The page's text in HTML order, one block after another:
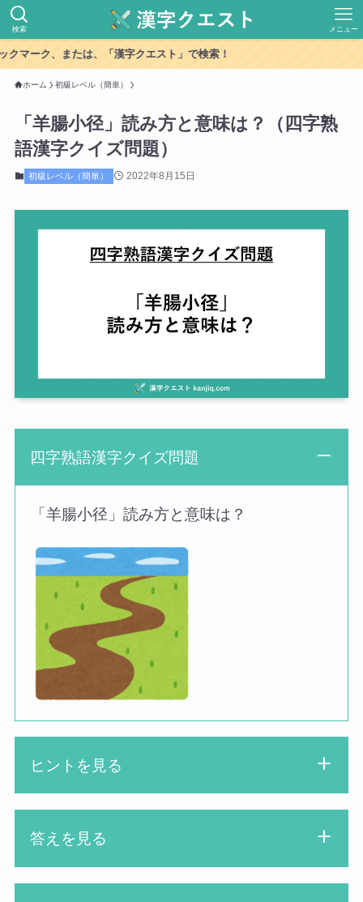
検索 メニュー
マーク、または、「漢字クエスト」で検索！
ホーム 初級レベル（簡単）
「羊腸小径」読み方と意味は？（四字熟
語漢字クイズ問題）
初級レベル（簡単） 2022年8月15日
四字熟語漢字クイズ問題
「羊腸小径」読み方と意味は？
ヒントを見る
先生
答えを見る